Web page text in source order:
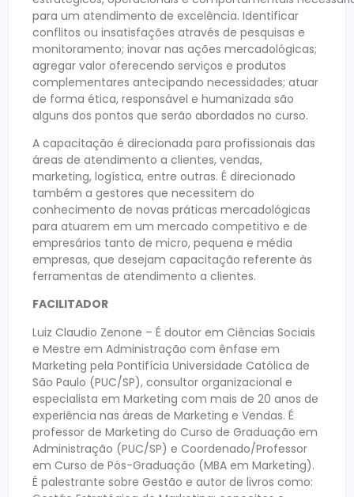
para um atendimento de excelência. Identificar
conflitos ou insatisfações através de pesquisas e
monitoramento; inovar nas ações mercadológicas;
agregar valor oferecendo serviços e produtos
complementares antecipando necessidades; atuar
de forma ética, responsável e humanizada são
alguns dos pontos que serão abordados no curso.
A capacitação é direcionada para profissionais das
áreas de atendimento a clientes, vendas,
marketing, logística, entre outras. É direcionado
também a gestores que necessitem do
conhecimento de novas práticas mercadológicas
para atuarem em um mercado competitivo e de
empresários tanto de micro, pequena e média
empresas, que desejam capacitação referente às
ferramentas de atendimento a clientes.
FACILITADOR
Luiz Claudio Zenone – É doutor em Ciências Sociais
e Mestre em Administração com ênfase em
Marketing pela Pontifícia Universidade Católica de
São Paulo (PUC/SP), consultor organizacional e
especialista em Marketing com mais de 20 anos de
experiência nas áreas de Marketing e Vendas. É
professor de Marketing do Curso de Graduação em
Administração (PUC/SP) e Coordenado/Professor
em Curso de Pós-Graduação (MBA em Marketing).
É palestrante sobre Gestão e autor de livros como: